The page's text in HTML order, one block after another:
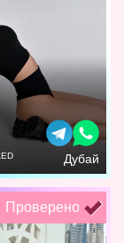
Дубай
Проверено